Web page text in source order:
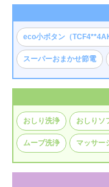
eco小ボタン（
スーパーおまかせ節電
おしり洗浄 おしりソ
ムーブ洗浄 マッサー